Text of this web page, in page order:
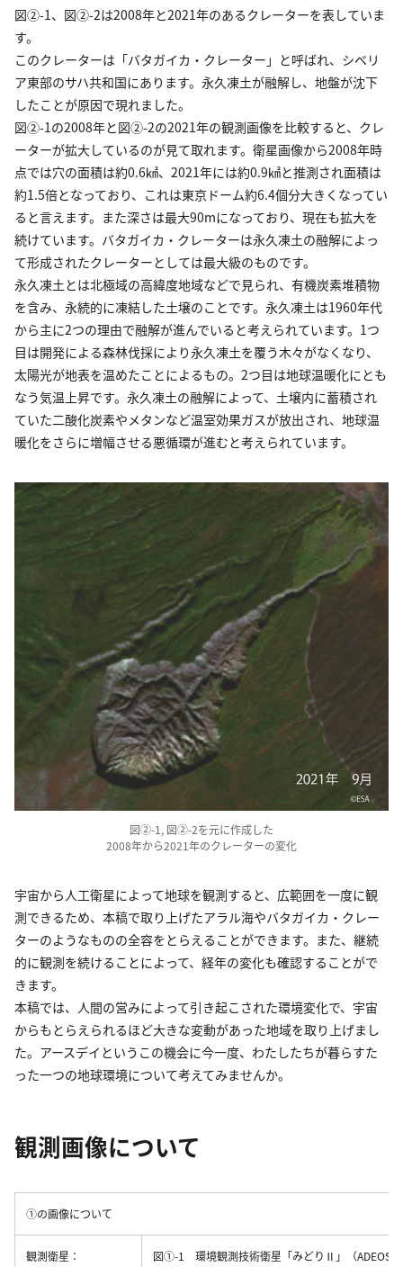
図②-1、図②-2は2008年と2021年のあるクレーターを表していま
す。
このクレーターは「バタガイカ・クレーター」と呼ばれ、シベリ
ア東部のサハ共和国にあります。永久凍土が融解し、地盤が沈下
したことが原因で現れました。
図②-1の2008年と図②-2の2021年の観測画像を比較すると、クレ
ーターが拡大しているのが見て取れます。衛星画像から2008年時
点では穴の面積は約0.6㎢、2021年には約0.9㎢と推測され面積は
約1.5倍となっており、これは東京ドーム約6.4個分大きくなってい
ると言えます。また深さは最大90mになっており、現在も拡大を
続けています。バタガイカ・クレーターは永久凍土の融解によっ
て形成されたクレーターとしては最大級のものです。
永久凍土とは北極域の高緯度地域などで見られ、有機炭素堆積物
を含み、永続的に凍結した土壌のことです。永久凍土は1960年代
から主に2つの理由で融解が進んでいると考えられています。1つ
目は開発による森林伐採により永久凍土を覆う木々がなくなり、
太陽光が地表を温めたことによるもの。2つ目は地球温暖化にとも
なう気温上昇です。永久凍土の融解によって、土壌内に蓄積され
ていた二酸化炭素やメタンなど温室効果ガスが放出され、地球温
暖化をさらに増幅させる悪循環が進むと考えられています。
図②-1, 図②-2を元に作成した
2008年から2021年のクレーターの変化
宇宙から人工衛星によって地球を観測すると、広範囲を一度に観
測できるため、本稿で取り上げたアラル海やバタガイカ・クレー
ターのようなものの全容をとらえることができます。また、継続
的に観測を続けることによって、経年の変化も確認することがで
きます。
本稿では、人間の営みによって引き起こされた環境変化で、宇宙
からもとらえられるほど大きな変動があった地域を取り上げまし
た。アースデイというこの機会に今一度、わたしたちが暮らすた
った一つの地球環境について考えてみませんか。
観測画像について
①の画像について
観測衛星： 図①-1 環境観測技術衛星「みどりⅡ」（ADEOS-